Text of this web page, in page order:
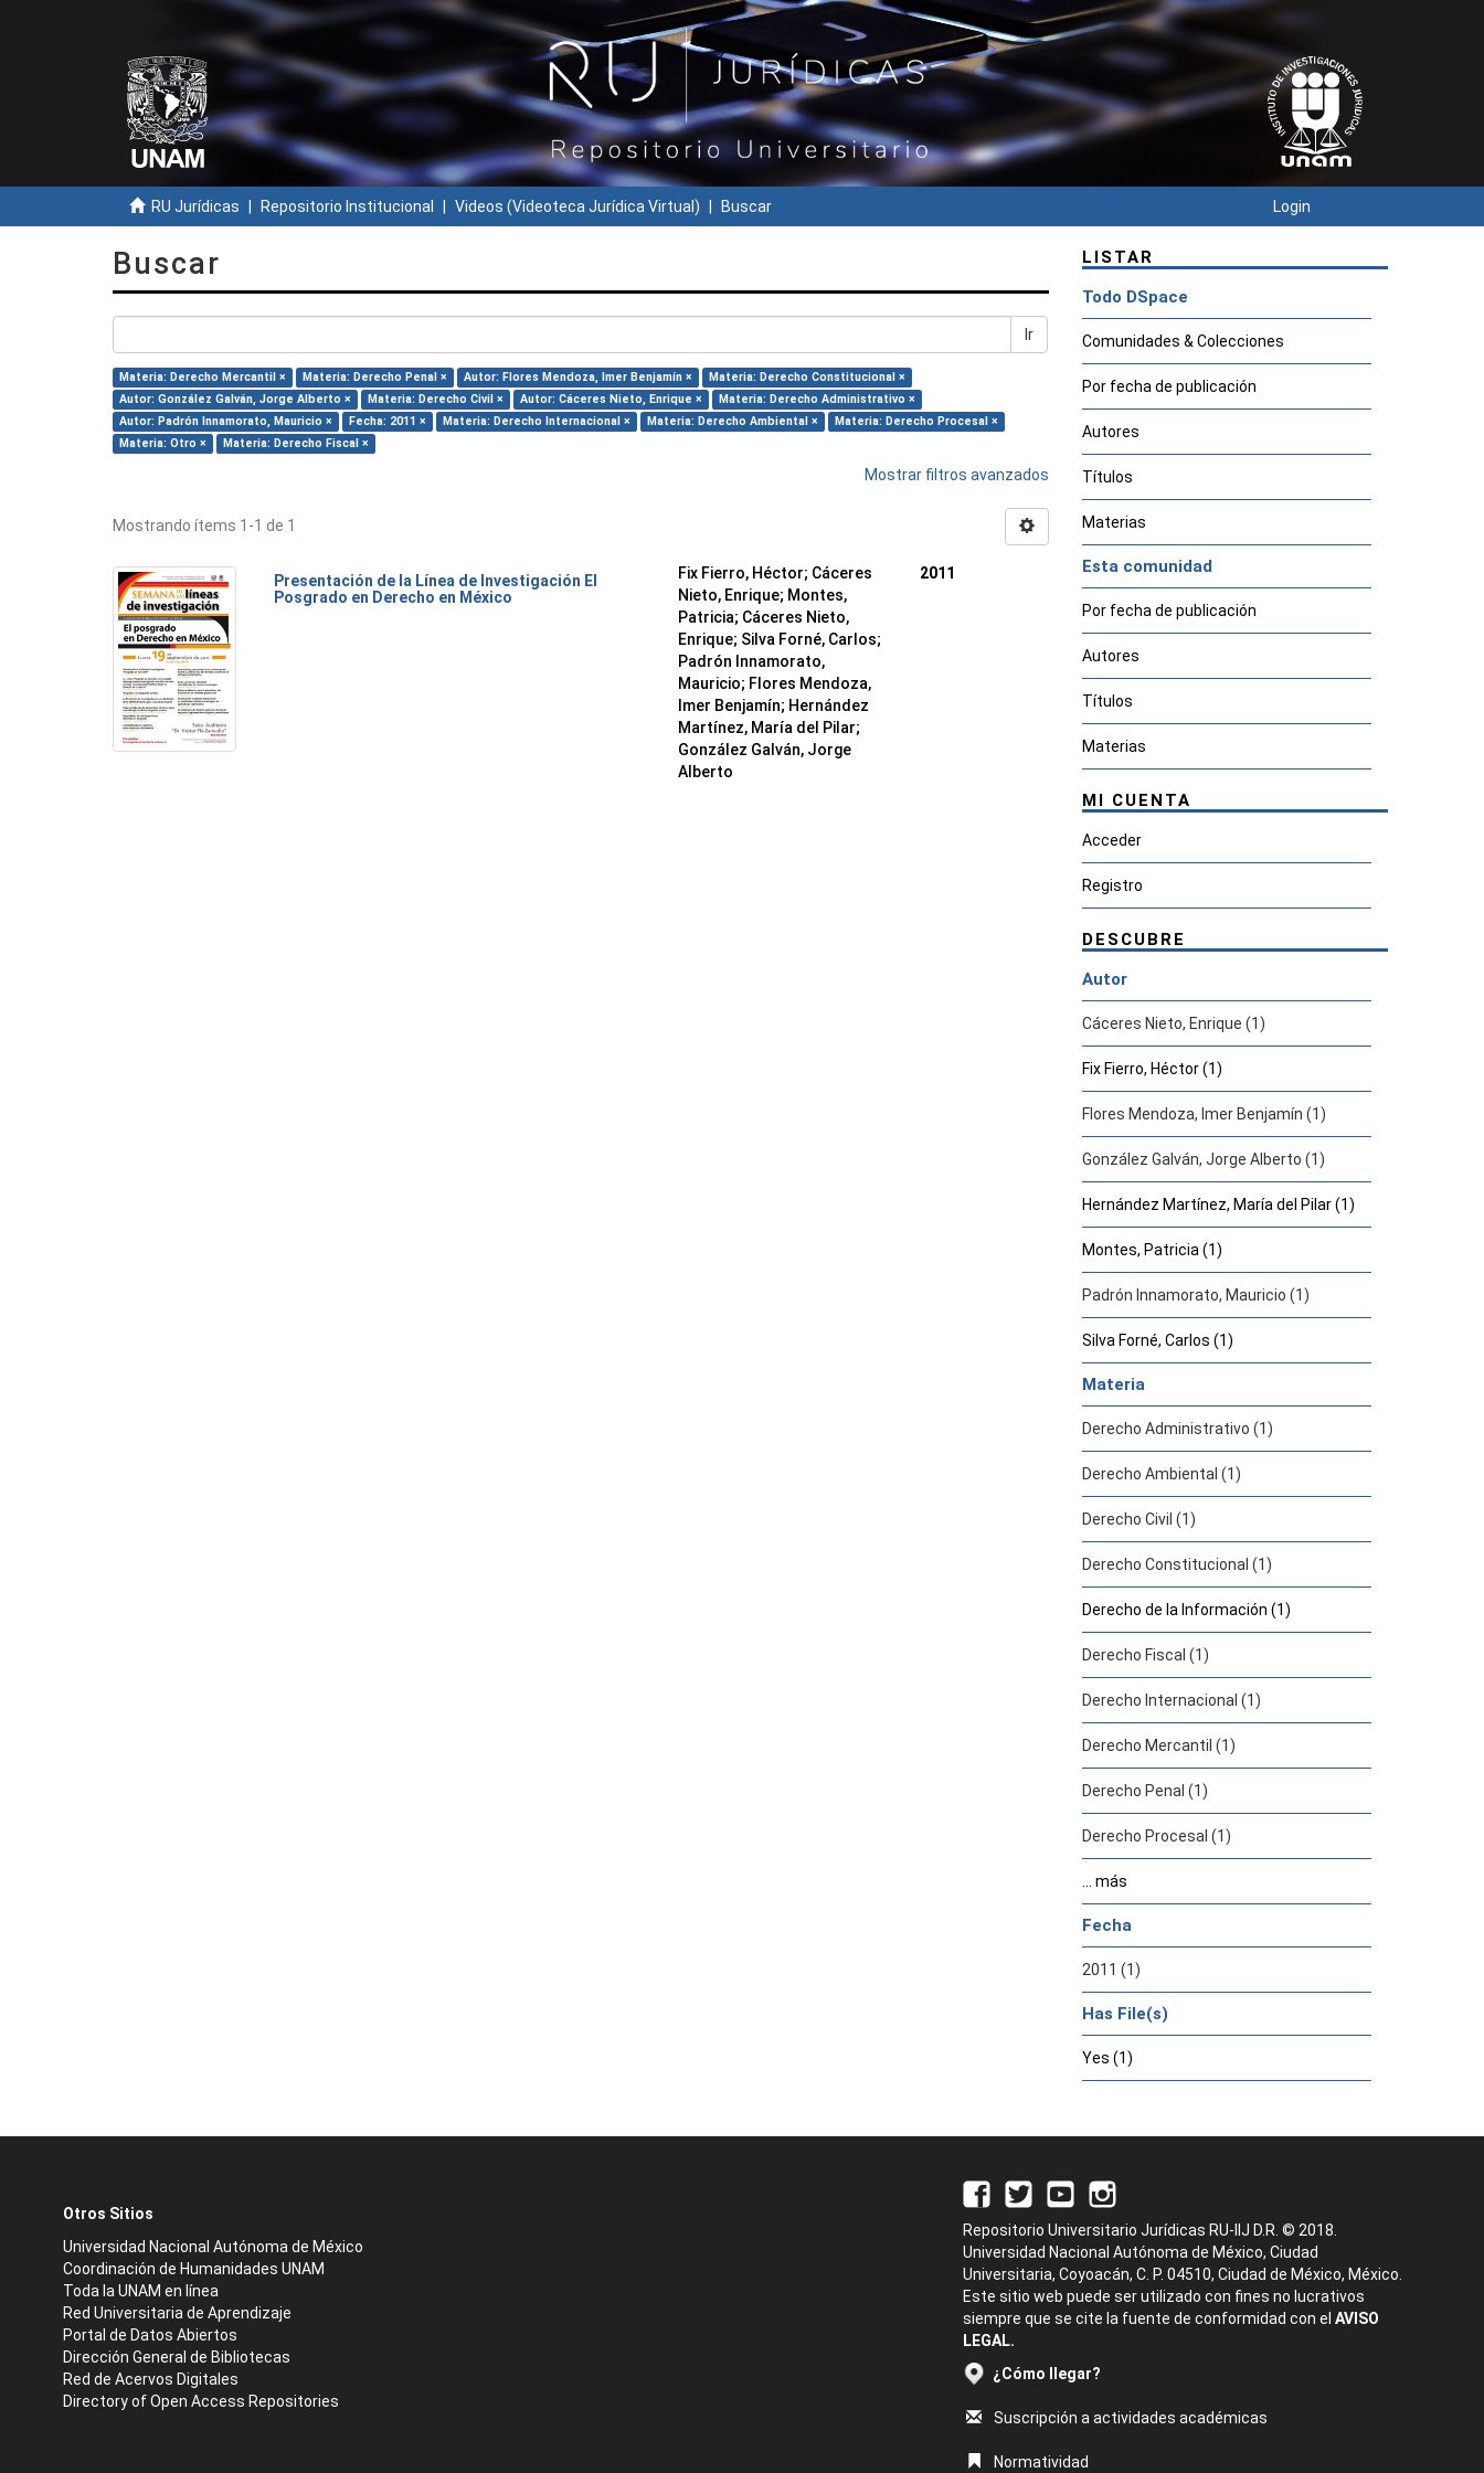
RU Jurídicas Repositorio Institucional Videos (Videoteca Jurídica Virtual) Buscar Login
Buscar
Ir
Materia: Derecho Mercantil × Materia: Derecho Penal × Autor: Flores Mendoza, Imer Benjamín ×
Materia: Derecho Constitucional ×
Autor: González Galván, Jorge Alberto ×
Materia: Derecho Civil × Autor: Cáceres Nieto, Enrique ×
Materia: Derecho Administrativo ×
Autor: Padrón Innamorato, Mauricio ×
Fecha: 2011 × Materia: Derecho Internacional × Materia: Derecho Ambiental ×
Materia: Derecho Procesal ×
Materia: Otro ×
Materia: Derecho Fiscal ×
Mostrar filtros avanzados
Mostrando ítems 1-1 de 1
Presentación de la Línea de Investigación El
Posgrado en Derecho en México
Fix Fierro, Héctor; Cáceres
Nieto, Enrique; Montes,
Patricia; Cáceres Nieto,
Enrique; Silva Forné, Carlos;
Padrón Innamorato,
Mauricio; Flores Mendoza,
Imer Benjamín; Hernández
Martínez, María del Pilar;
González Galván, Jorge
Alberto
2011
LISTAR
Todo DSpace
Comunidades & Colecciones
Por fecha de publicación
Autores
Títulos
Materias
Esta comunidad
Por fecha de publicación
Autores
Títulos
Materias
MI CUENTA
Acceder
Registro
DESCUBRE
Autor
Cáceres Nieto, Enrique (1)
Fix Fierro, Héctor (1)
Flores Mendoza, Imer Benjamín (1)
González Galván, Jorge Alberto (1)
Hernández Martínez, María del Pilar (1)
Montes, Patricia (1)
Padrón Innamorato, Mauricio (1)
Silva Forné, Carlos (1)
Materia
Derecho Administrativo (1)
Derecho Ambiental (1)
Derecho Civil (1)
Derecho Constitucional (1)
Derecho de la Información (1)
Derecho Fiscal (1)
Derecho Internacional (1)
Derecho Mercantil (1)
Derecho Penal (1)
Derecho Procesal (1)
... más
Fecha
2011 (1)
Has File(s)
Yes (1)
Otros Sitios
Universidad Nacional Autónoma de México
Coordinación de Humanidades UNAM
Toda la UNAM en línea
Red Universitaria de Aprendizaje
Portal de Datos Abiertos
Dirección General de Bibliotecas
Red de Acervos Digitales
Directory of Open Access Repositories
Repositorio Universitario Jurídicas RU-IIJ D.R. © 2018.
Universidad Nacional Autónoma de México, Ciudad
Universitaria, Coyoacán, C. P. 04510, Ciudad de México, México.
Este sitio web puede ser utilizado con fines no lucrativos
siempre que se cite la fuente de conformidad con el AVISO
LEGAL.
¿Cómo llegar?
Suscripción a actividades académicas
Normatividad